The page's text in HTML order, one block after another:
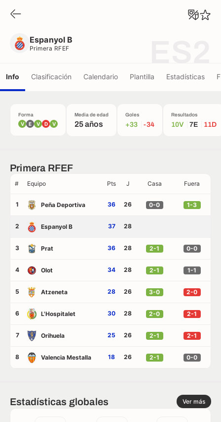
Espanyol B
Primera RFEF
Info Clasificación Calendario Plantilla Estadísticas
Forma
V E V D V
Media de edad
25 años
Goles
+33 -34
Resultados
10V 7E 11D
Primera RFEF
# Equipo Pts J Casa Fuera
1 Peña Deportiva 36 26 0-0 1-3
2 Espanyol B 37 28
3 Prat 36 28 2-1 0-0
4 Olot 34 28 2-1 1-1
5 Atzeneta 28 26 3-0 2-0
6 L'Hospitalet 30 28 2-0 2-1
7 Orihuela 25 26 2-1 2-1
8 Valencia Mestalla 18 26 2-1 0-0
Estadísticas globales Ver más